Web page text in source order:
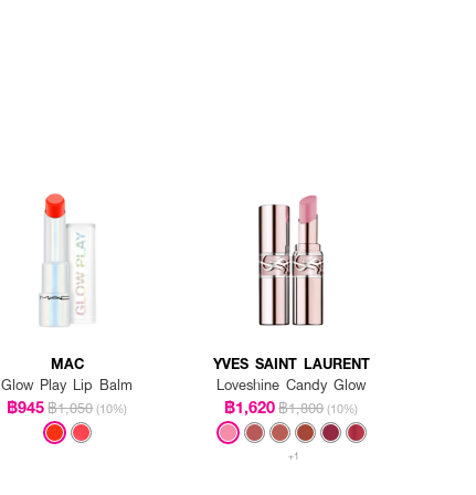
MAC
Glow Play Lip Balm
฿945฿1,050 (10%)
YVES SAINT LAURENT
Loveshine Candy Glow
฿1,620฿1,800 (10%)
+1